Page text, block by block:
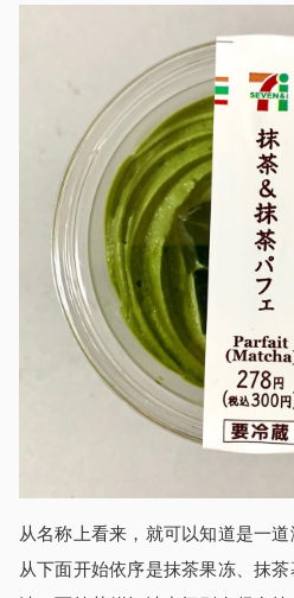
从名称上看来，就可以知道是一
从下面开始依序是抹茶果冻、抹